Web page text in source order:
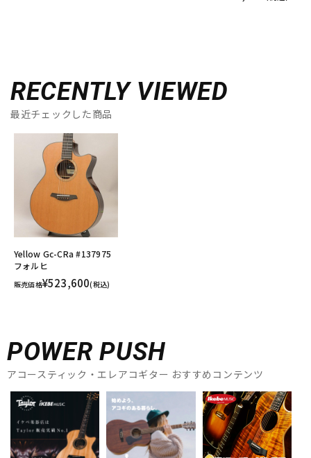
RECENTLY VIEWED
最近チェックした商品
Yellow Gc-CRa #137975
フォルヒ
販売価格¥523,600(税込)
POWER PUSH
アコースティック・エレアコギター おすすめコンテンツ